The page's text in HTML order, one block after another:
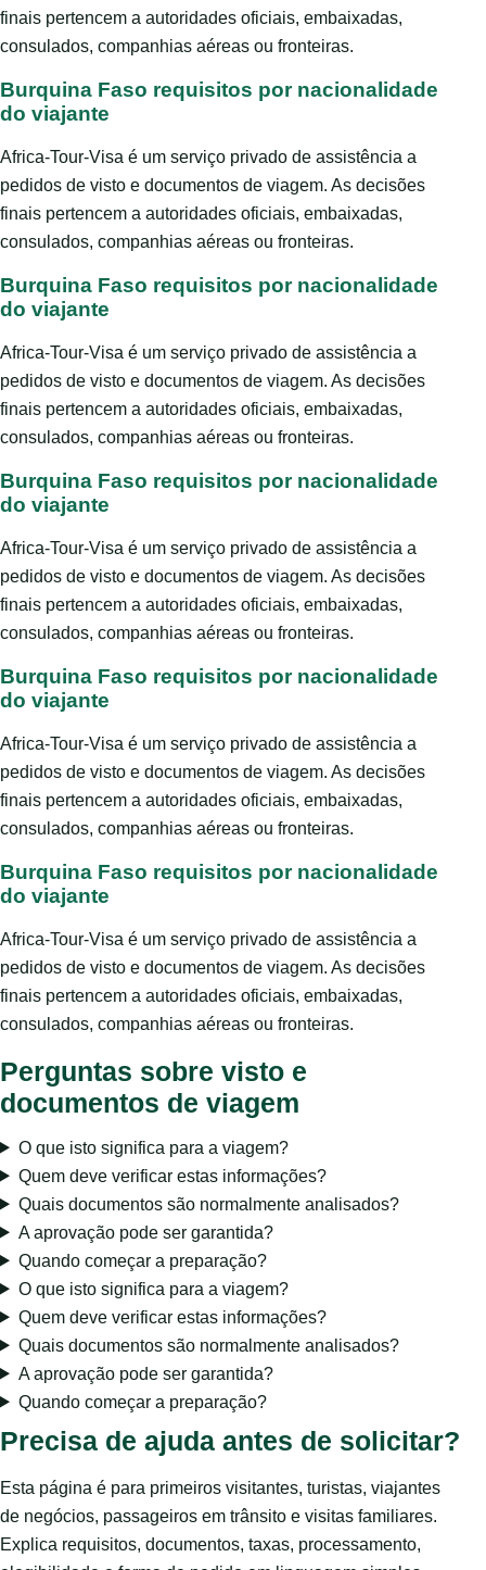
finais pertencem a autoridades oficiais, embaixadas,
consulados, companhias aéreas ou fronteiras.
Burquina Faso requisitos por nacionalidade
do viajante
Africa-Tour-Visa é um serviço privado de assistência a
pedidos de visto e documentos de viagem. As decisões
finais pertencem a autoridades oficiais, embaixadas,
consulados, companhias aéreas ou fronteiras.
Burquina Faso requisitos por nacionalidade
do viajante
Africa-Tour-Visa é um serviço privado de assistência a
pedidos de visto e documentos de viagem. As decisões
finais pertencem a autoridades oficiais, embaixadas,
consulados, companhias aéreas ou fronteiras.
Burquina Faso requisitos por nacionalidade
do viajante
Africa-Tour-Visa é um serviço privado de assistência a
pedidos de visto e documentos de viagem. As decisões
finais pertencem a autoridades oficiais, embaixadas,
consulados, companhias aéreas ou fronteiras.
Burquina Faso requisitos por nacionalidade
do viajante
Africa-Tour-Visa é um serviço privado de assistência a
pedidos de visto e documentos de viagem. As decisões
finais pertencem a autoridades oficiais, embaixadas,
consulados, companhias aéreas ou fronteiras.
Burquina Faso requisitos por nacionalidade
do viajante
Africa-Tour-Visa é um serviço privado de assistência a
pedidos de visto e documentos de viagem. As decisões
finais pertencem a autoridades oficiais, embaixadas,
consulados, companhias aéreas ou fronteiras.
Perguntas sobre visto e
documentos de viagem
O que isto significa para a viagem?
Quem deve verificar estas informações?
Quais documentos são normalmente analisados?
A aprovação pode ser garantida?
Quando começar a preparação?
O que isto significa para a viagem?
Quem deve verificar estas informações?
Quais documentos são normalmente analisados?
A aprovação pode ser garantida?
Quando começar a preparação?
Precisa de ajuda antes de solicitar?
Esta página é para primeiros visitantes, turistas, viajantes
de negócios, passageiros em trânsito e visitas familiares.
Explica requisitos, documentos, taxas, processamento,